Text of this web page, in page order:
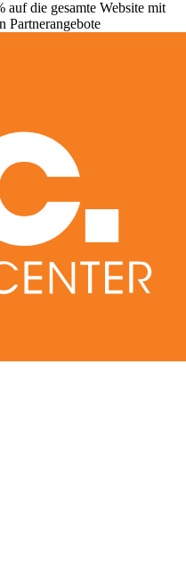
die gesamte Website mit
Partnerangebote